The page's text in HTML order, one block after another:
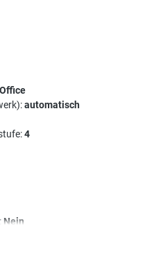
automatisch
4
Nein